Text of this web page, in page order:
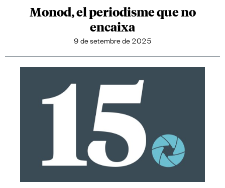
Monod, el periodisme que no
encaixa
9 de setembre de 2025